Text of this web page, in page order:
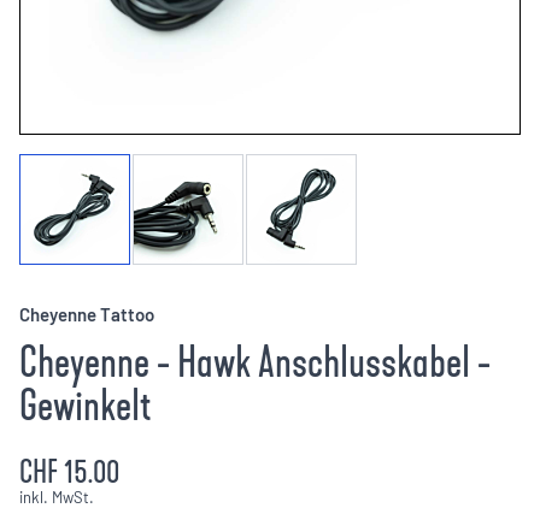
Cheyenne Tattoo
Cheyenne - Hawk Anschlusskabel -
Gewinkelt
CHF 15.00
inkl. MwSt.